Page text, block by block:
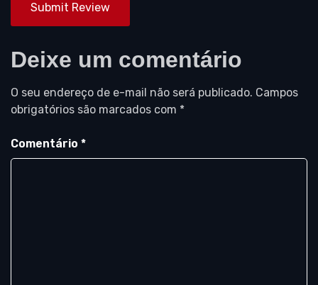
Submit Review
Deixe um comentário
O seu endereço de e-mail não será publicado. Campos
obrigatórios são marcados com *
Comentário *